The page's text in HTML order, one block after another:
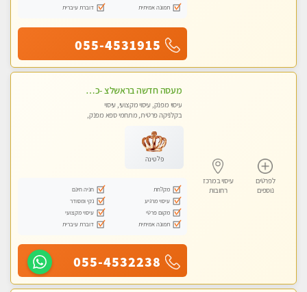
תמונה אמיתית
דוברת עיברית
055-4531915
לפרטים
נוספים
עיסוי במרכז
רחובות
מעסה חדשה בראשלצ -כל סוגי העיסויים מעסה מקצועית ואיכותית פרטי!!!מומלץ לחלוטין!!
עיסוי מפנק, עיסוי מקצועי, עיסוי
בקלניקה פרטית, מתחמי ספא מפנק,
פלטינה
מקלחת
חניה חינם
עיסוי מרגיע
נקי ומסודר
מקום פרטי
עיסוי מקצועי
תמונה אמיתית
דוברת עיברית
055-4532238